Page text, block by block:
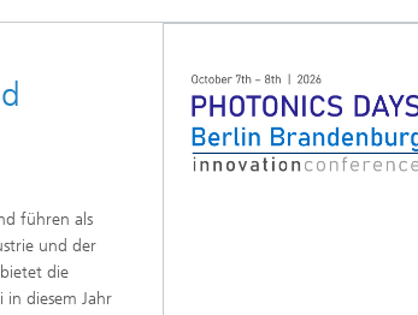
führen als
und der
die
in diesem Jahr